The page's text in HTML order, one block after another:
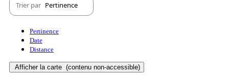
Trier par Pertinence
Pertinence
Date
Distance
Afficher la carte (contenu non-accessible)